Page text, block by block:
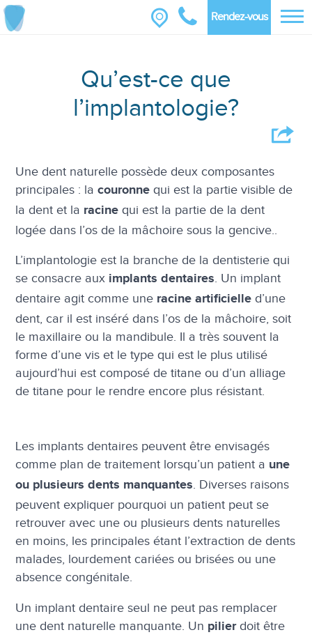
Rendez-vous
Qu’est-ce que
l’implantologie?
Une dent naturelle possède deux composantes
principales : lacouronne qui est la partie visible de
la dent et la racine qui est la partie de la dent
logée dans l’os de la mâchoire sous la gencive..
L’implantologie est la branche de la dentisterie qui
se consacre aux implants dentaires. Un implant
dentaire agit comme une racine artificielle d’une
dent, car il est inséré dans l’os de la mâchoire, soit
le maxillaire ou la mandibule. Il a très souvent la
forme d’une vis et le type qui est le plus utilisé
aujourd’hui est composé de titane ou d’un alliage
de titane pour le rendre encore plus résistant.
Les implants dentaires peuvent être envisagés
comme plan de traitement lorsqu’un patient a une
ou plusieurs dents manquantes. Diverses raisons
peuvent expliquer pourquoi un patient peut se
retrouver avec une ou plusieurs dents naturelles
en moins, les principales étant l’extraction de dents
malades, lourdement cariées ou brisées ou une
absence congénitale.
Un implant dentaire seul ne peut pas remplacer
une dent naturelle manquante. Un pilierdoit être